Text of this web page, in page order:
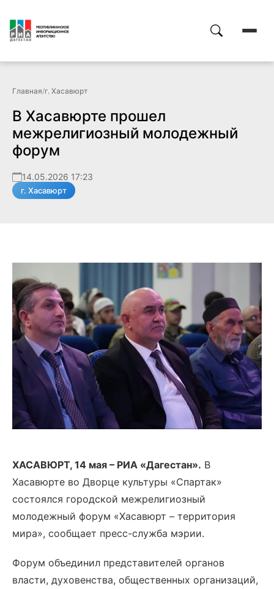
Главная/г. Хасавюрт
В Хасавюрте прошел
межрелигиозный молодежный
форум
14.05.2026 17:23
г. Хасавюрт
ХАСАВЮРТ, 14 мая – РИА «Дагестан». В
Хасавюрте во Дворце культуры «Спартак»
состоялся городской межрелигиозный
молодежный форум «Хасавюрт – территория
мира», сообщает пресс-служба мэрии.
Форум объединил представителей органов
власти, духовенства, общественных организаций,